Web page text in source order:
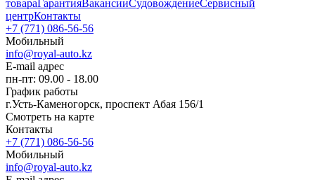
товараГарантияВакансииСудовождениеСервисный
центрКонтакты
+7 (771) 086-56-56
Мобильный
info@royal-auto.kz
E-mail адрес
пн-пт: 09.00 - 18.00
График работы
г.Усть-Каменогорск, проспект Абая 156/1
Смотреть на карте
Контакты
+7 (771) 086-56-56
Мобильный
info@royal-auto.kz